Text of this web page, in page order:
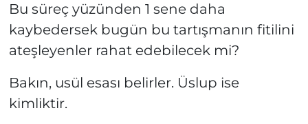
Bu süreç yüzünden 1 sene daha
kaybedersek bugün bu tartışmanın fitilini
ateşleyenler rahat edebilecek mi?
Bakın, usül esası belirler. Üslup ise
kimliktir.